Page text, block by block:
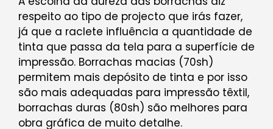
respeito ao tipo de projecto que irás fazer,
já que a raclete influência a quantidade de
tinta que passa da tela para a superfície de
impressão. Borrachas macias (70sh)
permitem mais depósito de tinta e por isso
são mais adequadas para impressão têxtil,
borrachas duras (80sh) são melhores para
obra gráfica de muito detalhe.